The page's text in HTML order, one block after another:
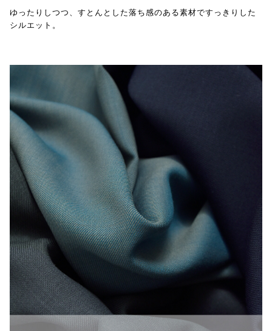
ゆったりしつつ、すとんとした落ち感のある素材ですっきりした
シルエット。